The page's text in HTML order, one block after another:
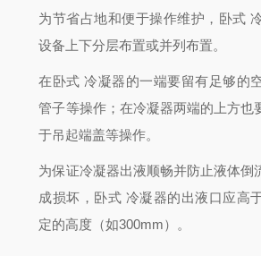
为节省占地和便于操作维护，卧式
设备上下分层布置或并列布置。
在卧式 冷凝器的一端要留有足够的
管子等操作；在冷凝器两端的上方也
于吊起端盖等操作。
为保证冷凝器出液顺畅并防止液体倒
成损坏，卧式 冷凝器的出液口应高
定的高度（如300mm）。